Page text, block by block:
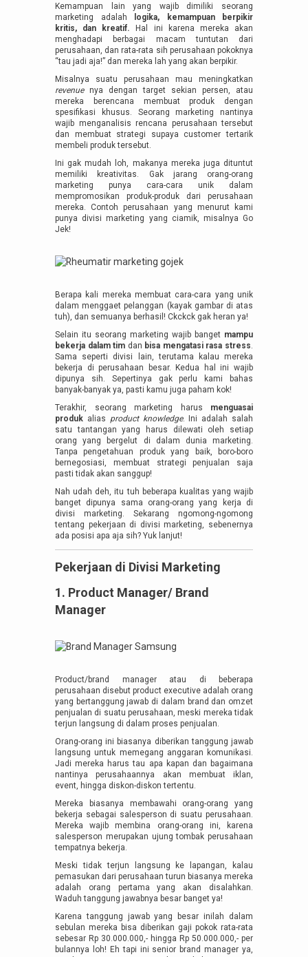
Kemampuan lain yang wajib dimiliki seorang
marketing adalah
logika, kemampuan berpikir
kritis, dan kreatif.Hal ini karena mereka akan
menghadapi berbagai macam tuntutan dari
perusahaan, dan rata-rata sih perusahaan pokoknya
“tau jadi aja!” dan mereka lah yang akan berpikir.
Misalnya suatu perusahaan mau meningkatkan
revenue nya dengan target sekian persen, atau
mereka berencana membuat produk dengan
spesifikasi khusus. Seorang marketing nantinya
wajib menganalisis rencana perusahaan tersebut
dan membuat strategi supaya customer tertarik
membeli produk tersebut.
Ini gak mudah loh, makanya mereka juga dituntut
memiliki kreativitas. Gak jarang orang-orang
marketing punya cara-cara unik dalam
mempromosikan produk-produk dari perusahaan
mereka. Contoh perusahaan yang menurut kami
punya divisi marketing yang ciamik, misalnya Go
Jek!
Berapa kali mereka membuat cara-cara yang unik
dalam menggaet pelanggan (kayak gambar di atas
tuh), dan semuanya berhasil! Ckckck gak heran ya!
Selain itu seorang marketing wajib banget mampu
bekerja dalam tim dan bisa mengatasi rasa stress.
Sama seperti divisi lain, terutama kalau mereka
bekerja di perusahaan besar. Kedua hal ini wajib
dipunya sih. Sepertinya gak perlu kami bahas
banyak-banyak ya, pasti kamu juga paham kok!
Terakhir, seorang marketing harus menguasai
produk alias product knowledge. Ini adalah salah
satu tantangan yang harus dilewati oleh setiap
orang yang bergelut di dalam dunia marketing.
Tanpa pengetahuan produk yang baik, boro-boro
bernegosiasi, membuat strategi penjualan saja
pasti tidak akan sanggup!
Nah udah deh, itu tuh beberapa kualitas yang wajib
banget dipunya sama orang-orang yang kerja di
divisi marketing. Sekarang ngomong-ngomong
tentang pekerjaan di divisi marketing, sebenernya
ada posisi apa aja sih? Yuk lanjut!
Pekerjaan di Divisi Marketing
1. Product Manager/ Brand
Manager
Product/brand manager atau di beberapa
perusahaan disebut product executive adalah orang
yang bertanggung jawab di dalam brand dan omzet
penjualan di suatu perusahaan, meski mereka tidak
terjun langsung di dalam proses penjualan.
Orang-orang ini biasanya diberikan tanggung jawab
langsung untuk memegang anggaran komunikasi.
Jadi mereka harus tau apa kapan dan bagaimana
nantinya perusahaannya akan membuat iklan,
event, hingga diskon-diskon tertentu.
Mereka biasanya membawahi orang-orang yang
bekerja sebagai salesperson di suatu perusahaan.
Mereka wajib membina orang-orang ini, karena
salesperson merupakan ujung tombak perusahaan
tempatnya bekerja.
Meski tidak terjun langsung ke lapangan, kalau
pemasukan dari perusahaan turun biasanya mereka
adalah orang pertama yang akan disalahkan.
Waduh tanggung jawabnya besar banget ya!
Karena tanggung jawab yang besar inilah dalam
sebulan mereka bisa diberikan gaji pokok rata-rata
sebesar Rp 30.000.000,- hingga Rp 50.000.000,- per
bulannya loh! Eh tapi ini senior brand manager ya,